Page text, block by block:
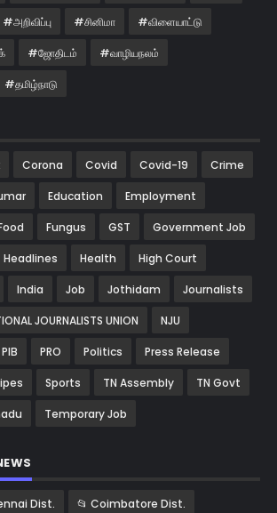
#அறிவிப்பு #சினிமா #விளையாட்டு
#ஜோதிடம் #வாழியநலம்
#தமிழ்நாடு
Corona Covid Covid-19 Crime
Education Employment
Fungus GST Government Job
Headlines Health High Court
India Job Jothidam Journalists
JOURNALISTS UNION NJU
PIB PRO Politics Press Release
Sports TN Assembly TN Govt
Temporary Job
Dist. 📂 Coimbatore Dist.